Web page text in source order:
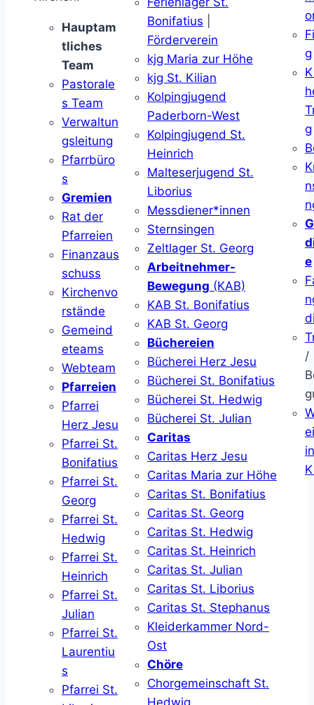
Hauptam
tliches
Team
Pastorale
s Team
Verwaltun
gsleitung
Pfarrbüro
s
Gremien
Rat der
Pfarreien
Finanzaus
schuss
Kirchenvo
rstände
Gemeind
eteams
Webteam
Pfarreien
Pfarrei
Herz Jesu
Pfarrei St.
Bonifatius
Pfarrei St.
Georg
Pfarrei St.
Hedwig
Pfarrei St.
Heinrich
Pfarrei St.
Julian
Pfarrei St.
Laurentiu
s
Pfarrei St.
Bonifatius
Förderverein
kjg Maria zur Höhe
kjg St. Kilian
Kolpingjugend
Paderborn-West
Kolpingjugend St.
Heinrich
Malteserjugend St.
Liborius
Messdiener*innen
Sternsingen
Zeltlager St. Georg
Arbeitnehmer-
Bewegung (KAB)
KAB St. Bonifatius
KAB St. Georg
Büchereien
Bücherei Herz Jesu
Bücherei St. Bonifatius
Bücherei St. Hedwig
Bücherei St. Julian
Caritas
Caritas Herz Jesu
Caritas Maria zur Höhe
Caritas St. Bonifatius
Caritas St. Georg
Caritas St. Hedwig
Caritas St. Heinrich
Caritas St. Julian
Caritas St. Liborius
Caritas St. Stephanus
Kleiderkammer Nord-
Ost
Chöre
Chorgemeinschaft St.
Hedwig
g
g
e
/